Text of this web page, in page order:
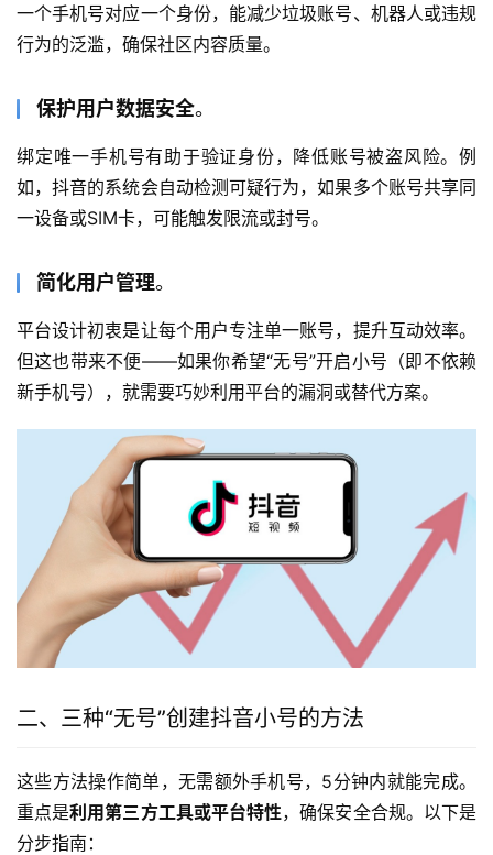
一个手机号对应一个身份，能减少垃圾账号、机器人或违规
行为的泛滥，确保社区内容质量。
保护用户数据安全。
绑定唯一手机号有助于验证身份，降低账号被盗风险。例
如，抖音的系统会自动检测可疑行为，如果多个账号共享同
一设备或SIM卡，可能触发限流或封号。
简化用户管理。
平台设计初衷是让每个用户专注单一账号，提升互动效率。
但这也带来不便——如果你希望“无号”开启小号（即不依赖
新手机号），就需要巧妙利用平台的漏洞或替代方案。
二、三种“无号”创建抖音小号的方法
这些方法操作简单，无需额外手机号，5分钟内就能完成。
重点是利用第三方工具或平台特性，确保安全合规。以下是
分步指南：